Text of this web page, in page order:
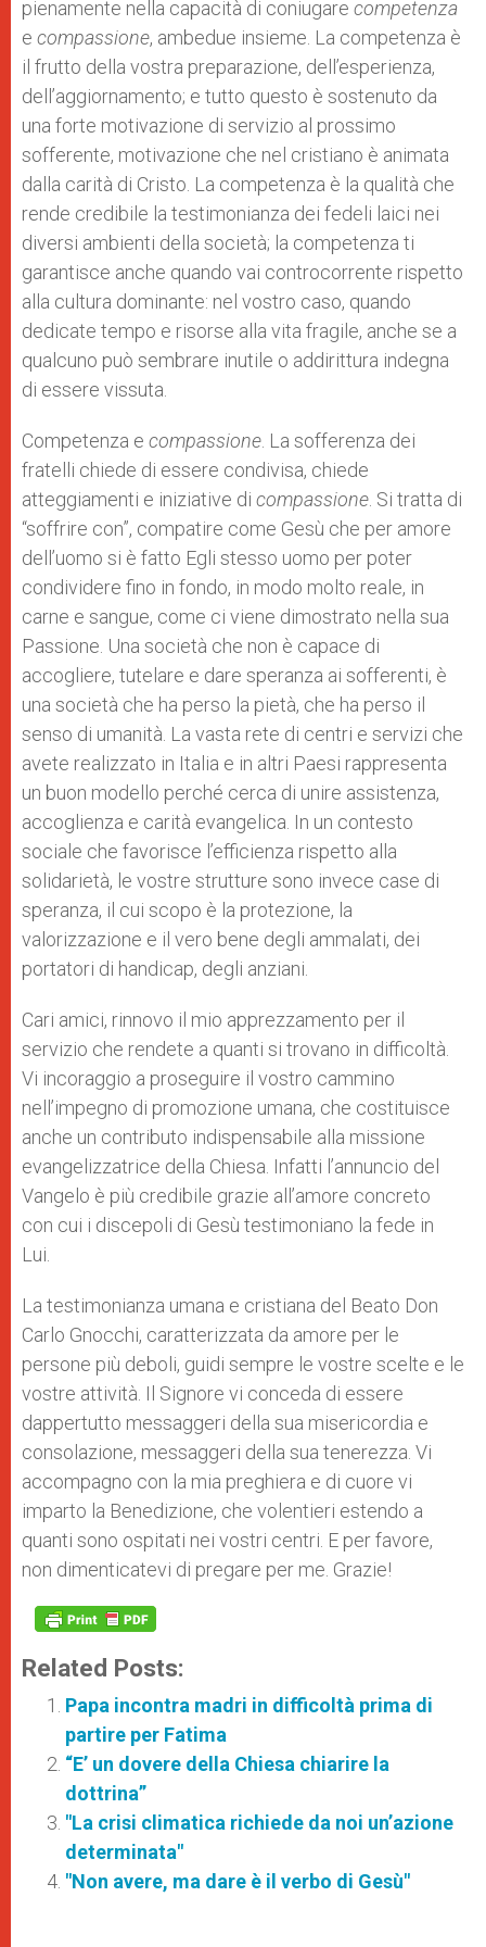
pienamente nella capacità di coniugare competenza
e compassione, ambedue insieme. La competenza è
il frutto della vostra preparazione, dell’esperienza,
dell’aggiornamento; e tutto questo è sostenuto da
una forte motivazione di servizio al prossimo
sofferente, motivazione che nel cristiano è animata
dalla carità di Cristo. La competenza è la qualità che
rende credibile la testimonianza dei fedeli laici nei
diversi ambienti della società; la competenza ti
garantisce anche quando vai controcorrente rispetto
alla cultura dominante: nel vostro caso, quando
dedicate tempo e risorse alla vita fragile, anche se a
qualcuno può sembrare inutile o addirittura indegna
di essere vissuta.
Competenza e compassione . La sofferenza dei
fratelli chiede di essere condivisa, chiede
atteggiamenti e iniziative di compassione . Si tratta di
“soffrire con”, compatire come Gesù che per amore
dell’uomo si è fatto Egli stesso uomo per poter
condividere fino in fondo, in modo molto reale, in
carne e sangue, come ci viene dimostrato nella sua
Passione. Una società che non è capace di
accogliere, tutelare e dare speranza ai sofferenti, è
una società che ha perso la pietà, che ha perso il
senso di umanità. La vasta rete di centri e servizi che
avete realizzato in Italia e in altri Paesi rappresenta
un buon modello perché cerca di unire assistenza,
accoglienza e carità evangelica. In un contesto
sociale che favorisce l’efficienza rispetto alla
solidarietà, le vostre strutture sono invece case di
speranza, il cui scopo è la protezione, la
valorizzazione e il vero bene degli ammalati, dei
portatori di handicap, degli anziani.
Cari amici, rinnovo il mio apprezzamento per il
servizio che rendete a quanti si trovano in difficoltà.
Vi incoraggio a proseguire il vostro cammino
nell’impegno di promozione umana, che costituisce
anche un contributo indispensabile alla missione
evangelizzatrice della Chiesa. Infatti l’annuncio del
Vangelo è più credibile grazie all’amore concreto
con cui i discepoli di Gesù testimoniano la fede in
Lui.
La testimonianza umana e cristiana del Beato Don
Carlo Gnocchi, caratterizzata da amore per le
persone più deboli, guidi sempre le vostre scelte e le
vostre attività. Il Signore vi conceda di essere
dappertutto messaggeri della sua misericordia e
consolazione, messaggeri della sua tenerezza. Vi
accompagno con la mia preghiera e di cuore vi
imparto la Benedizione, che volentieri estendo a
quanti sono ospitati nei vostri centri. E per favore,
non dimenticatevi di pregare per me. Grazie!
Related Posts:
Papa incontra madri in difficoltà prima di
partire per Fatima
“E’ un dovere della Chiesa chiarire la
dottrina”
"La crisi climatica richiede da noi un’azione
determinata"
"Non avere, ma dare è il verbo di Gesù"